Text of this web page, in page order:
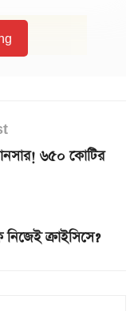
৬৫০ কোটির
ক্রাইসিসে?